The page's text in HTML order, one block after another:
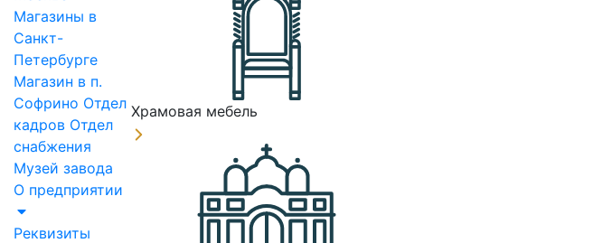
Магазины в
Санкт-
Петербурге
Магазин в п.
Софрино Отдел
кадров Отдел
снабжения
Музей завода
О предприятии
Реквизиты
Храмовая мебель